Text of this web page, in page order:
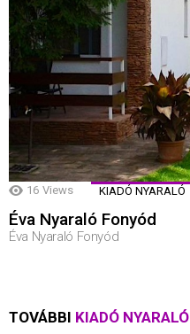
16 Views KIADÓ NYARALÓ
Éva Nyaraló Fonyód
Éva Nyaraló Fonyód
TOVÁBBI KIADÓ NYARALÓ